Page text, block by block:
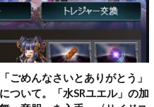
ごめんなさいとありがとう」
ついて。「水SRユエル」の加